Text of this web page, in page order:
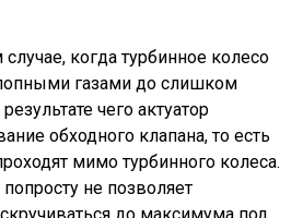
когда турбинное колесо
газами до слишком
чего актуатор
обходного клапана, то есть
мимо турбинного колеса.
попросту не позволяет